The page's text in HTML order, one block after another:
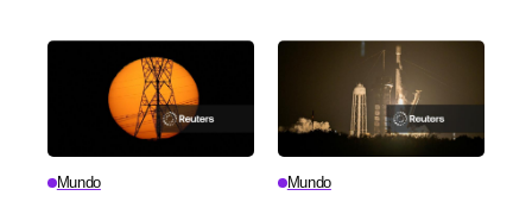
Mundo Mundo